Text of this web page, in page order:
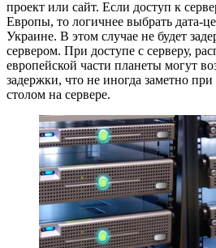
проект или сайт. Если доступ к
Европы, то логичнее выбрать дата-
Украине. В этом случае не будет
сервером. При доступе с серверу,
европейской части планеты могут
задержки, что не иногда заметно
столом на сервере.